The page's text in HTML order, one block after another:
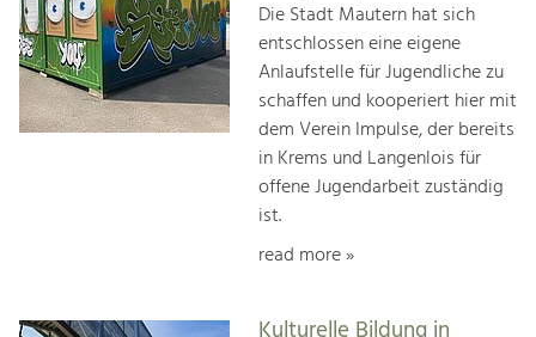
Die Stadt Mautern hat sich
entschlossen eine eigene
Anlaufstelle für Jugendliche zu
schaffen und kooperiert hier mit
dem Verein Impulse, der bereits
in Krems und Langenlois für
offene Jugendarbeit zuständig
ist.
read more »